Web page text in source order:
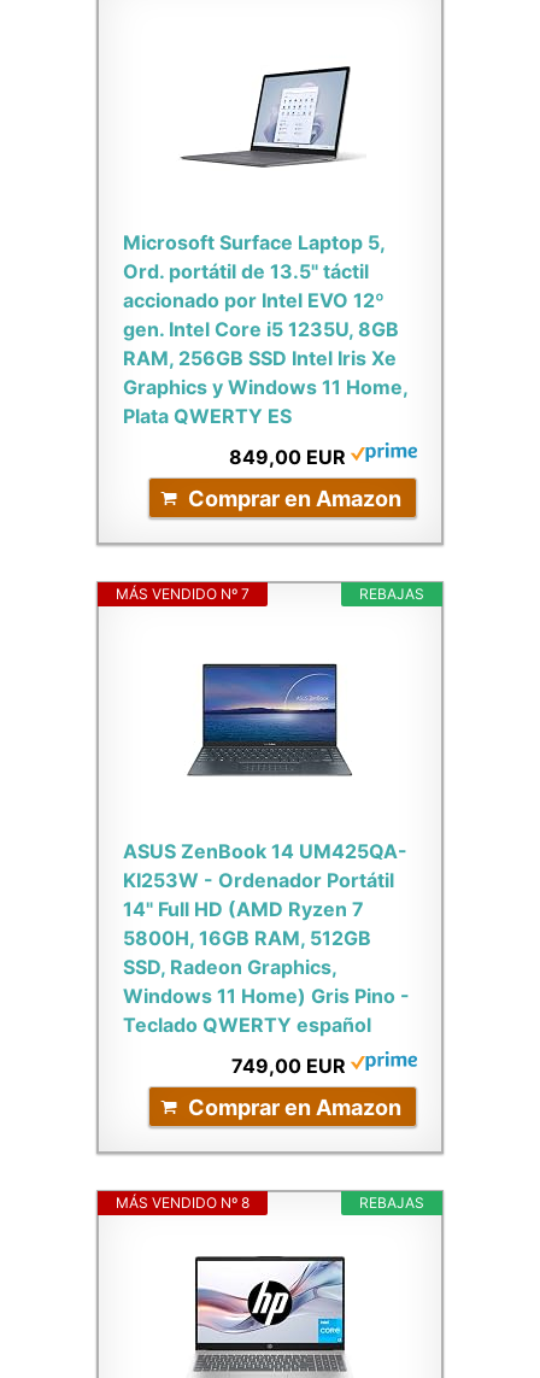
Microsoft Surface Laptop 5,
Ord. portátil de 13.5" táctil
accionado por Intel EVO 12º
gen. Intel Core i5 1235U, 8GB
RAM, 256GB SSD Intel Iris Xe
Graphics y Windows 11 Home,
Plata QWERTY ES
849,00 EUR
Comprar en Amazon
REBAJAS
MÁS VENDIDO Nº 7
ASUS ZenBook 14 UM425QA-
KI253W - Ordenador Portátil
14" Full HD (AMD Ryzen 7
5800H, 16GB RAM, 512GB
SSD, Radeon Graphics,
Windows 11 Home) Gris Pino -
Teclado QWERTY español
749,00 EUR
Comprar en Amazon
REBAJAS
MÁS VENDIDO Nº 8